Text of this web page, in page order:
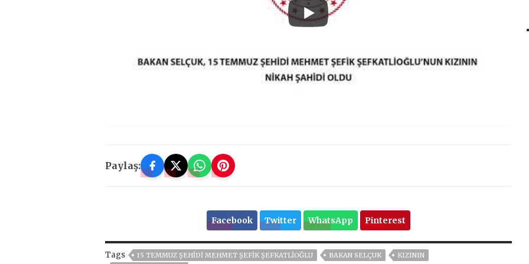
Paylaş:
Facebook Twitter WhatsApp Pinterest
Tags 15 TEMMUZ ŞEHIDI MEHMET ŞEFIK ŞEFKATLIOĞLU BAKAN SELÇUK KIZININ